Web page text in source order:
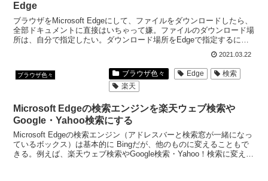
Edge
ブラウザをMicrosoft Edgeにして、ファイルをダウンロードしたら、
全部ドキュメントに直接はいちゃって嫌。ファイルのダウンロード場
所は、自分で指定したい。ダウンロード場所をEdgeで指定するに
2021.03.22
ブラウザ色々 ブラウザ色々 Edge
検索
楽天
Microsoft Edgeの検索エンジンを楽天ウェブ検索や
Google・Yahoo検索にする
Microsoft Edgeの検索エンジン（アドレスバーと検索窓が一緒になっ
ているボックス）は基本的に Bingだが、他のものに変えることもで
きる。例えば、楽天ウェブ検索やGoogle検索・Yahoo！検索に変える